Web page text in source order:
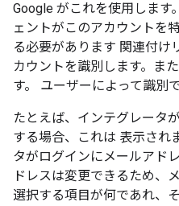
Google がこれを使用します
ェントがこのアカウントを
る必要があります 関連付け
カウントを識別します。ま
す。 ユーザーによって識別
たとえば、インテグレータ
する場合、これは 表示され
タがログインにメールアド
ドレスは変更できるため、
選択する項目が何であれ、